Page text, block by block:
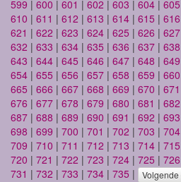
599 | 600 | 601 | 602 | 603 | 604 | 605
610 | 611 | 612 | 613 | 614 | 615 | 616
621 | 622 | 623 | 624 | 625 | 626 | 627
632 | 633 | 634 | 635 | 636 | 637 | 638
643 | 644 | 645 | 646 | 647 | 648 | 649
654 | 655 | 656 | 657 | 658 | 659 | 660
665 | 666 | 667 | 668 | 669 | 670 | 671
676 | 677 | 678 | 679 | 680 | 681 | 682
687 | 688 | 689 | 690 | 691 | 692 | 693
698 | 699 | 700 | 701 | 702 | 703 | 704
709 | 710 | 711 | 712 | 713 | 714 | 715
720 | 721 | 722 | 723 | 724 | 725 | 726
731 | 732 | 733 | 734 | 735 | Volgende